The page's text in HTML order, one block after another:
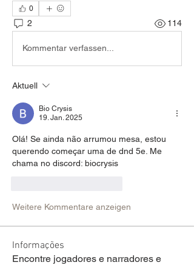
0
2 114
Kommentar verfassen...
Aktuell
Bio Crysis
19. Jan. 2025
Olá! Se ainda não arrumou mesa, estou
querendo começar uma de dnd 5e. Me
chama no discord: biocrysis
Weitere Kommentare anzeigen
Informações
Encontre jogadores e narradores e